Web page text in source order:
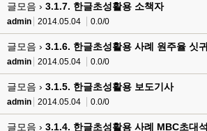
글모음 › 3.1.7. 한글초성활용 소책자
admin 2014.05.04 0.0/0
글모음 › 3.1.6. 한글초성활용 사례 원주율 싯귀
admin 2014.05.04 0.0/0
글모음 › 3.1.5. 한글초성활용 보도기사
admin 2014.05.04 0.0/0
글모음 › 3.1.4. 한글초성활용 사례 MBC초대석